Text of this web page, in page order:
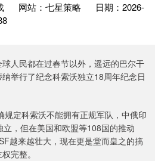
网站：七星策略
日期：2026-
人民都在过春节以外，遥远的巴尔干
举行了纪念科索沃独立18周年纪念日
定科索沃不能拥有正规军队，中俄印
，但在美国和欧盟等108国的推动
越来越壮大，现在更是堂而皇之的搞
完整。